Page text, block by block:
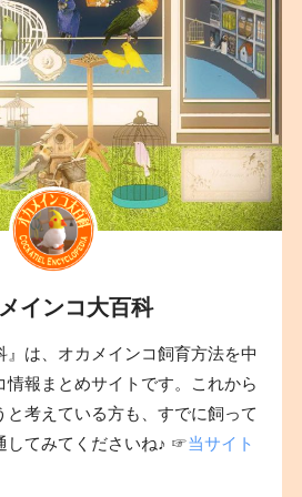
インコ大百科
』は、オカメインコ飼育方法を中
情報まとめサイトです。これから
と考えている方も、すでに飼って
してみてくださいね♪ ☞当サイト